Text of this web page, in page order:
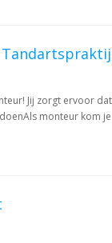
Jij zorgt ervoor
monteur kom je